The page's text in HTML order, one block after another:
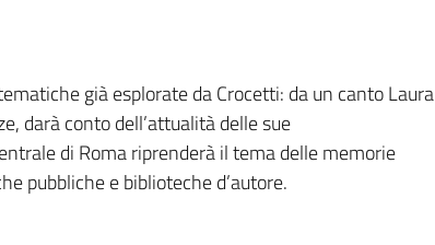
già esplorate da Crocetti: da un canto Laura
darà conto dell’attualità delle sue
di Roma riprenderà il tema delle memorie
pubbliche e biblioteche d’autore.